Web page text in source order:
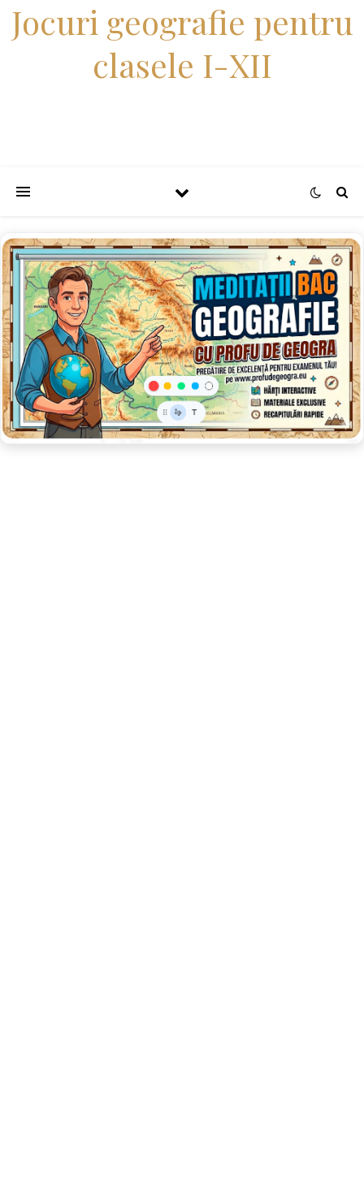
Jocuri geografie pentru
clasele I-XII